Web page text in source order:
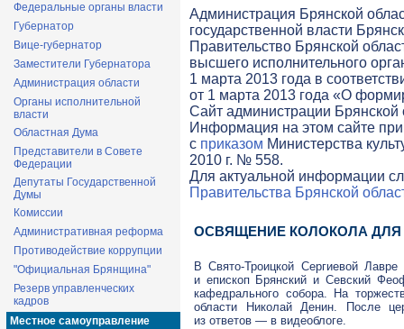
Федеральные органы власти
Губернатор
Вице-губернатор
Заместители Губернатора
Администрация области
Органы исполнительной
власти
Областная Дума
Представители в Совете
Федерации
Депутаты Государственной
Думы
Комиссии
Административная реформа
Противодействие коррупции
"Официальная Брянщина"
Резерв управленческих
кадров
Местное самоуправление
Администрация Брянской
государственной власти
Правительство Брянской
высшего исполнительного
1 марта 2013 года в
от 1 марта 2013 года «О
Cайт администрации Брянской
Информация на этом сайте
с приказом Министерства
2010 г. № 558.
Для актуальной информации
Правительства Брянской
ОСВЯЩЕНИЕ КОЛОКОЛА
ВСвято-Троицкой Сергиевой
и епископ Брянский и Севский
кафедрального собора. На
области Николай Денин. После
из ответов — в видеоблоге.